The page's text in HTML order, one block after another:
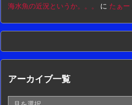
海水魚の近況というか。。。 に たぁー
アーカイブ一覧